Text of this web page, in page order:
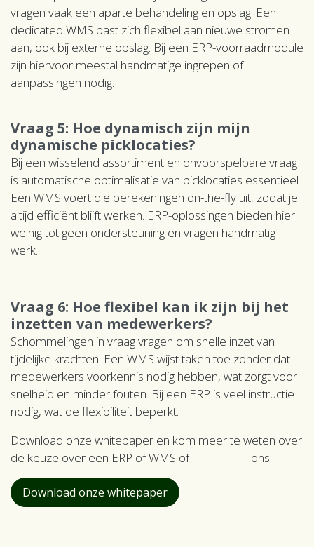
vragen vaak een aparte behandeling en opslag. Een
dedicated WMS past zich flexibel aan nieuwe stromen
aan, ook bij externe opslag. Bij een ERP-voorraadmodule
zijn hiervoor meestal handmatige ingrepen of
aanpassingen nodig.
Vraag 5: Hoe dynamisch zijn mijn
dynamische picklocaties?
Bij een wisselend assortiment en onvoorspelbare vraag
is automatische optimalisatie van picklocaties essentieel.
Een WMS voert die berekeningen on-the-fly uit, zodat je
altijd efficiënt blijft werken. ERP-oplossingen bieden hier
weinig tot geen ondersteuning en vragen handmatig
werk.
Vraag 6: Hoe flexibel kan ik zijn bij het
inzetten van medewerkers?
Schommelingen in vraag vragen om snelle inzet van
tijdelijke krachten. Een WMS wijst taken toe zonder dat
medewerkers voorkennis nodig hebben, wat zorgt voor
snelheid en minder fouten. Bij een ERP is veel instructie
nodig, wat de flexibiliteit beperkt.
Download onze whitepaper en kom meer te weten over
de keuze over een ERP of WMS of
ons.
Download onze whitepaper